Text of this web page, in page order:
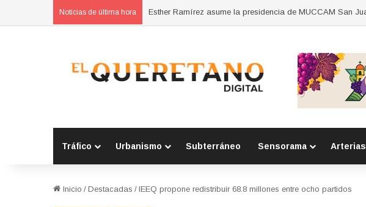
Noticias de última hora
Tráfico Urbanismo Subterráneo Sensorama Arterias
Inicio / Destacadas / IEEQ propone redistribuir 68.8 millones entre ocho partidos